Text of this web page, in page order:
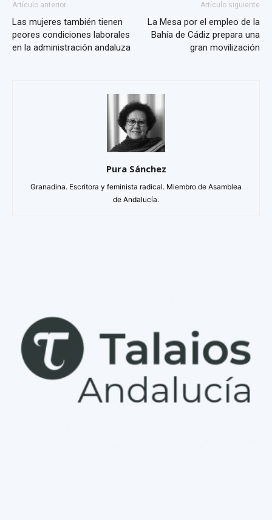
Artículo anterior
Las mujeres también tienen
peores condiciones laborales
en la administración andaluza
Artículo siguiente
La Mesa por el empleo de la
Bahía de Cádiz prepara una
gran movilización
Pura Sánchez
Granadina. Escritora y feminista radical. Miembro de Asamblea
de Andalucía.